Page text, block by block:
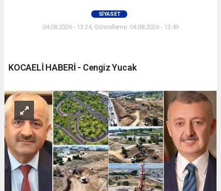
SIYASET
04.08.2026 - 13:24, Güncelleme: 04.08.2026 - 13:49
KOCAELİ HABERİ - Cengiz Yucak